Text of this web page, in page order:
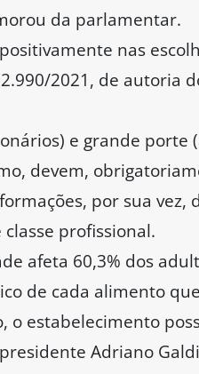
da parlamentar.
nas
2021, de autoria
e grande porte
devem,
por sua vez,
profissional.
afeta 60,3% dos
de cada alimento
o estabelecimento
Adriano